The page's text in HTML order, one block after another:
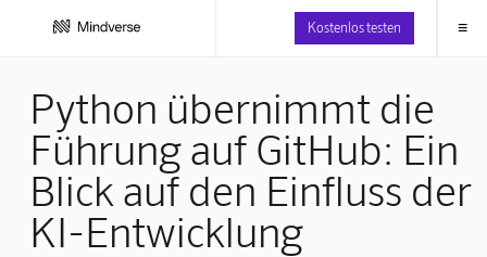
Kostenlos testen ≡
Python übernimmt die
Führung auf GitHub: Ein
Blick auf den Einfluss der
KI-Entwicklung